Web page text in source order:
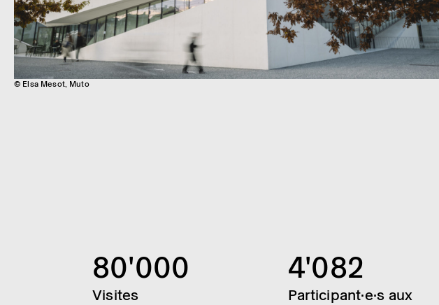
© Elsa Mesot, Muto
80'000
Visites
4'082
Participant·e·s aux